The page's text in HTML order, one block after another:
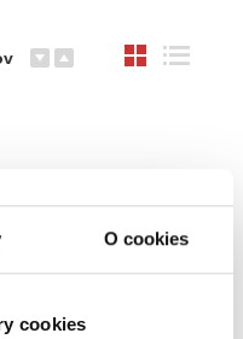
O cookies
cookies